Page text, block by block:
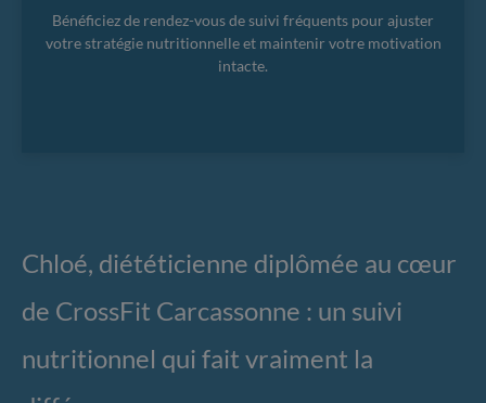
Bénéficiez de rendez-vous de suivi fréquents pour ajuster
votre stratégie nutritionnelle et maintenir votre motivation
intacte.
Chloé, diététicienne diplômée au cœur
de CrossFit Carcassonne : un suivi
nutritionnel qui fait vraiment la